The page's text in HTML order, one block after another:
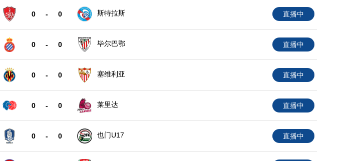
0 - 0 斯特拉斯 直播中
0 - 0 毕尔巴鄂 直播中
0 - 0 塞维利亚 直播中
0 - 0 莱里达 直播中
0 - 0 也门U17 直播中